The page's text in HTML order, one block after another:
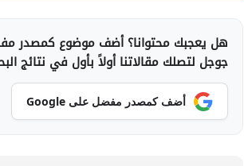
هل يعجبك محتوانا؟ أضف موضوع كمصدر
جوجل لتصلك مقالاتنا أولاً بأول في نتائج
أضف كمصدر مفضل على Google